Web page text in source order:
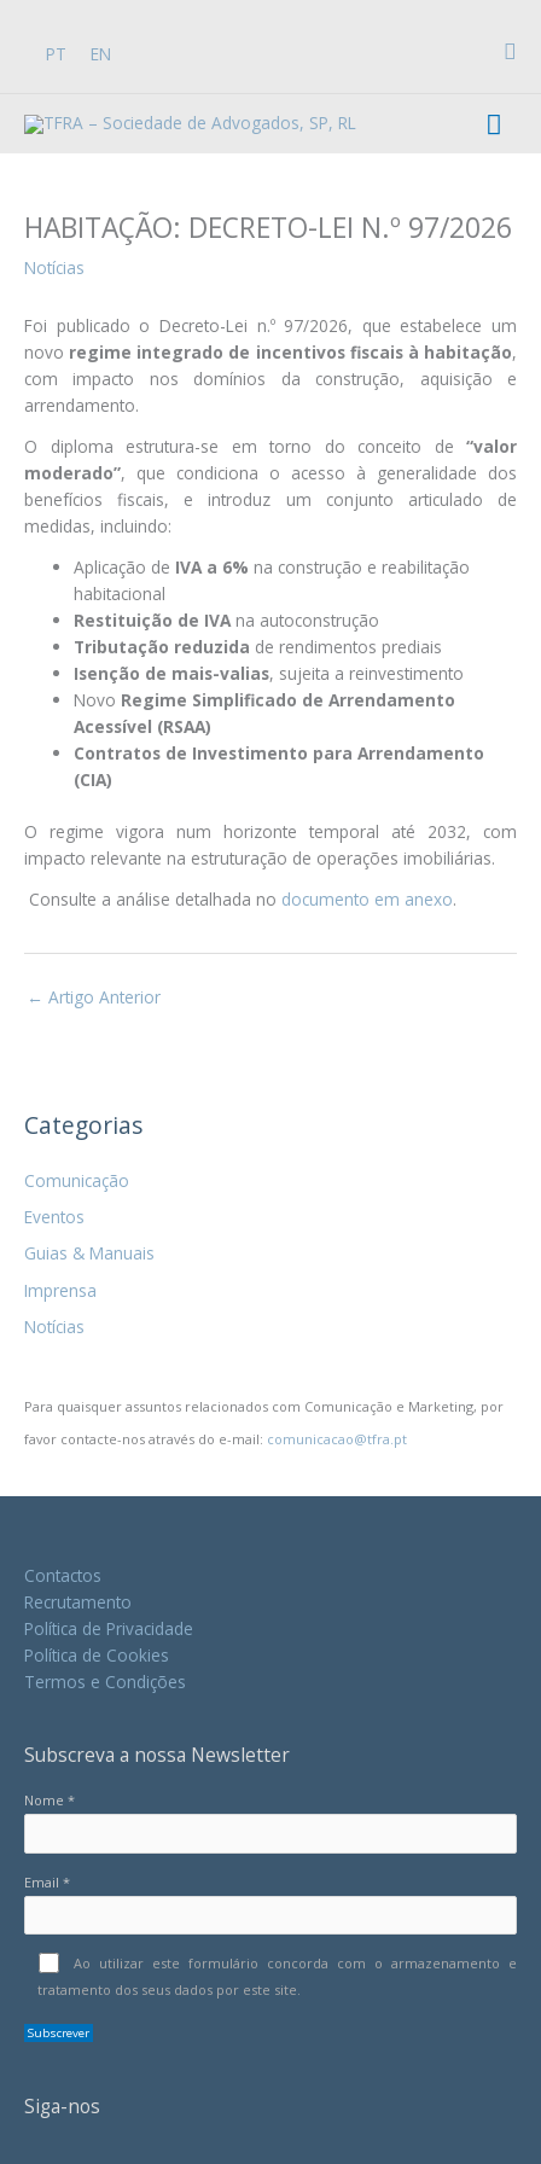
contentPT EN
Categorias
Comunicação
Eventos
Guias & Manuais
Imprensa
Notícias
Para quaisquer assuntos relacionados com Comunicação e Marketing, por
favor contacte-nos através do e-mail: comunicacao@tfra.pt
HABITAÇÃO: DECRETO-LEI N.º 97/2026
Notícias
Foi publicado o Decreto-Lei n.º 97/2026, que estabelece um
novo regime integrado de incentivos fiscais à habitação,
com impacto nos domínios da construção, aquisição e
arrendamento.
O diploma estrutura-se em torno do conceito de “valor
moderado”, que condiciona o acesso à generalidade dos
benefícios fiscais, e introduz um conjunto articulado de
medidas, incluindo:
Aplicação de IVA a 6% na construção e reabilitação
habitacional
Restituição de IVAna autoconstrução
Tributação reduzida de rendimentos prediais
Isenção de mais-valias, sujeita a reinvestimento
Novo Regime Simplificado de Arrendamento
Acessível (RSAA)
Contratos de Investimento para Arrendamento
(CIA)
O regime vigora num horizonte temporal até 2032, com
impacto relevante na estruturação de operações imobiliárias.
Consulte a análise detalhada no documento em anexo.
← Artigo Anterior
Contactos
Recrutamento
Política de Privacidade
Política de Cookies
Termos e Condições
Subscreva a nossa Newsletter
Nome *
Email *
Ao utilizar este formulário concorda com o armazenamento e
tratamento dos seus dados por este site.
Siga-nos